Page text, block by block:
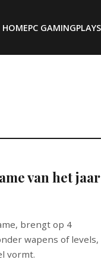
HOMEPC GAMING
van het jaar
brengt op 4
wapens of levels,
vormt.